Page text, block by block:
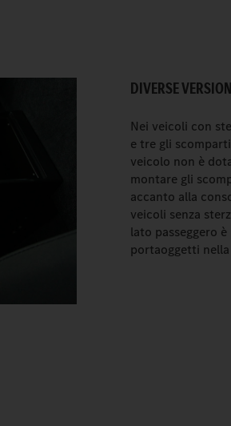
DIVERSE
Nei veicoli con
e tre gli
veicolo non è
montare gli
accanto alla
veicoli senza
lato passeggero
portaoggetti